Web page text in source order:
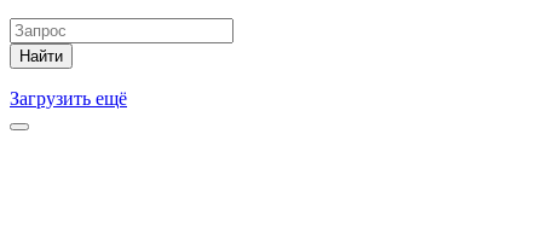
Найти
Загрузить ещё